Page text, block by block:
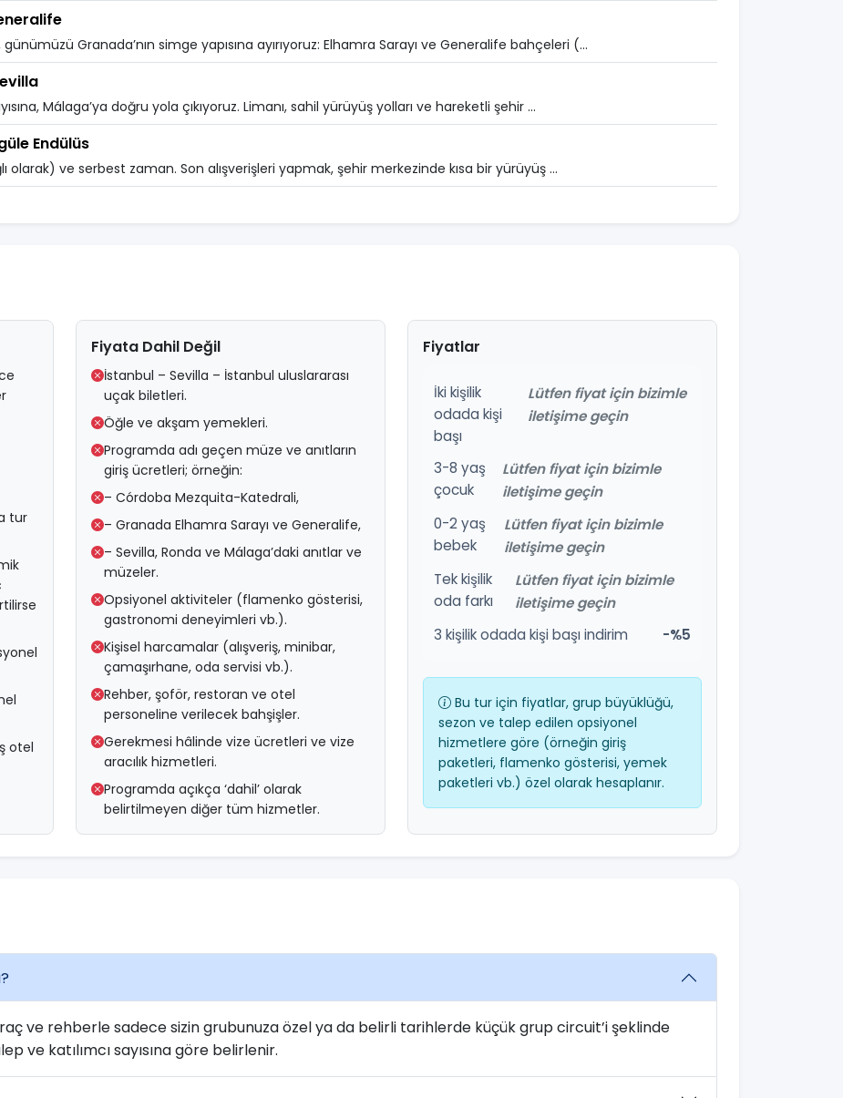
Granada’nın simge yapısına ayırıyoruz: Elhamra Sarayı ve Generalife bahçeleri (...
Málaga’ya doğru yola çıkıyoruz. Limanı, sahil yürüyüş yolları ve hareketli şehir ...
Endülüs
olarak) ve serbest zaman. Son alışverişleri yapmak, şehir merkezinde kısa bir yürüyüş ...
tur
otel
Fiyata Dahil Değil
İstanbul – Sevilla – İstanbul uluslararası
uçak biletleri.
Öğle ve akşam yemekleri.
Programda adı geçen müze ve anıtların
giriş ücretleri; örneğin:
– Córdoba Mezquita-Katedrali,
– Granada Elhamra Sarayı ve Generalife,
– Sevilla, Ronda ve Málaga’daki anıtlar ve
müzeler.
Opsiyonel aktiviteler (flamenko gösterisi,
gastronomi deneyimleri vb.).
Kişisel harcamalar (alışveriş, minibar,
çamaşırhane, oda servisi vb.).
Rehber, şoför, restoran ve otel
personeline verilecek bahşişler.
Gerekmesi hâlinde vize ücretleri ve vize
aracılık hizmetleri.
Programda açıkça ‘dahil’ olarak
belirtilmeyen diğer tüm hizmetler.
Fiyatlar
İki kişilik
odada kişi
başı
Lütfen fiyat için bizimle
iletişime geçin
3-8 yaş
çocuk
Lütfen fiyat için bizimle
iletişime geçin
0-2 yaş
bebek
Lütfen fiyat için bizimle
iletişime geçin
Tek kişilik
oda farkı
Lütfen fiyat için bizimle
iletişime geçin
3 kişilik odada kişi başı indirim
-%5
Bu tur için fiyatlar, grup büyüklüğü,
sezon ve talep edilen opsiyonel
hizmetlere göre (örneğin giriş
paketleri, flamenko gösterisi, yemek
paketleri vb.) özel olarak hesaplanır.
ve rehberle sadece sizin grubunuza özel ya da belirli tarihlerde küçük grup circuit’i şeklinde
ve katılımcı sayısına göre belirlenir.